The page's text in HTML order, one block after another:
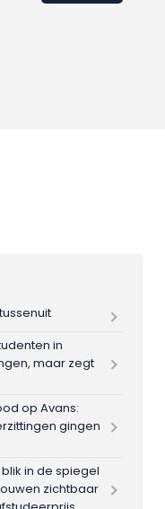
in
maar zegt
op Avans:
gingen
in de spiegel
zichtbaar